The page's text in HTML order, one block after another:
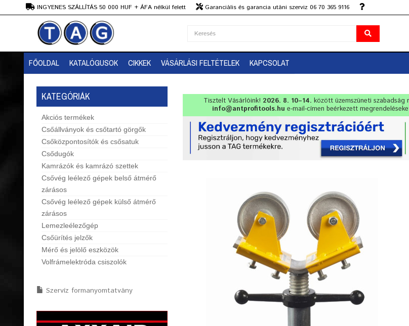
INGYENES SZÁLLÍTÁS 50 000 HUF + ÁFA nélkül felett
Garanciális és garancia utáni szerviz 06 70 365 9116
Szaktanácsadás
FŐOLDAL KATALÓGUSOK CIKKEK VÁSÁRLÁSI FELTÉTELEK KAPCSOLAT
KATEGÓRIÁK
Akciós termékek
Csőállványok és csőtartó görgők
Csőközpontosítók és csősatuk
Csődugók
Kamrázók és kamrázó szettek
Csővég leélező gépek belső átmérő
zárásos
Csővég leélező gépek külső átmérő
zárásos
Lemezleélezőgép
Csőürítés jelzők
Mérő és jelölő eszközök
Volfrámelektróda csiszolók
Szervíz formanyomtatvány
Tisztelt Vásárlóink!2026. 8. 10–14. között üzemszüneti szabadság
info@antprofitools.hu e-mail-címen beérkezett